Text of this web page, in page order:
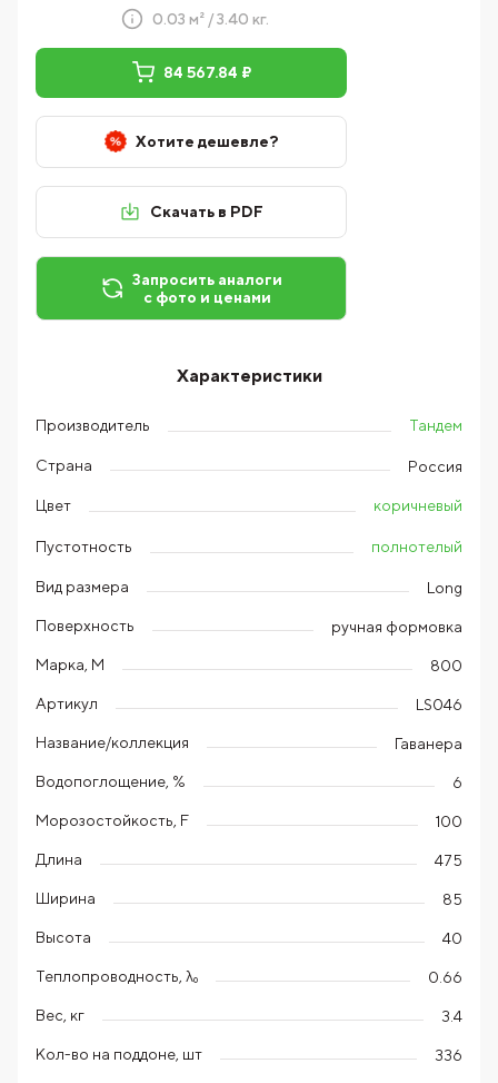
0.03 м² / 3.40 кг.
84 567.84 ₽
Хотите дешевле?
Скачать в PDF
Запросить аналоги
с фото и ценами
Характеристики
Производитель Тандем
Страна Россия
Цвет коричневый
Пустотность полнотелый
Вид размера Long
Поверхность ручная формовка
Марка, М 800
Артикул LS046
Название/коллекция Гаванера
Водопоглощение, % 6
Морозостойкость, F 100
Длина 475
Ширина 85
Высота 40
Теплопроводность, λ₀ 0.66
Вес, кг 3.4
Кол-во на поддоне, шт 336